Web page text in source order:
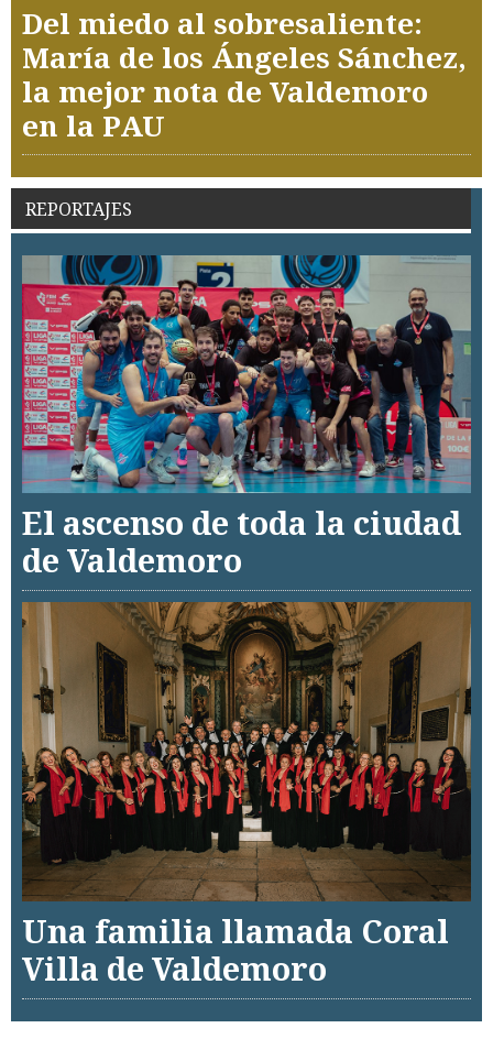
Del miedo al sobresaliente:
María de los Ángeles Sánchez,
la mejor nota de Valdemoro
en la PAU
REPORTAJES
El ascenso de toda la ciudad
de Valdemoro
Una familia llamada Coral
Villa de Valdemoro